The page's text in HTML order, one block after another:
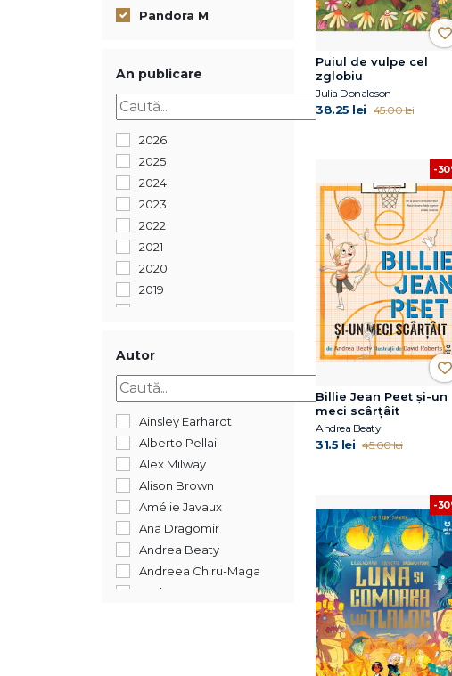
Pandora M
An publicare
2026
2025
2024
2023
2022
2021
2020
2019
2016
2015
Autor
Ainsley Earhardt
Alberto Pellai
Alex Milway
Alison Brown
Amélie Javaux
Ana Dragomir
Andrea Beaty
Andreea Chiru-Maga
Andreea Iatagan
Puiul de vulpe cel
zglobiu
Julia Donaldson
38.25 lei 45.00 lei
-
Billie Jean Peet și-un
meci scârțâit
Andrea Beaty
31.5 lei 45.00 lei
-